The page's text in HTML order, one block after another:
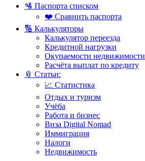
🛂 Паспорта списком
❤️ Сравнить паспорта
🔢 Калькуляторы
Калькулятор переезда
Кредитной нагрузки
Окупаемости недвижимости
Расчёта выплат по кредиту
📎 Статьи:
📈 Статистика
Отдых и туризм
Учёба
Работа и бизнес
Виза Digital Nomad
Иммиграция
Налоги
Недвижимость